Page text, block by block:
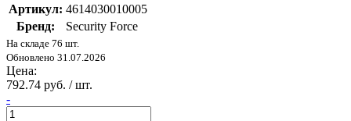
Артикул: 4614030010005
Бренд:
Security Force
На складе 76 шт.
Обновлено 31.07.2026
Цена:
792.74 руб. / шт.
-